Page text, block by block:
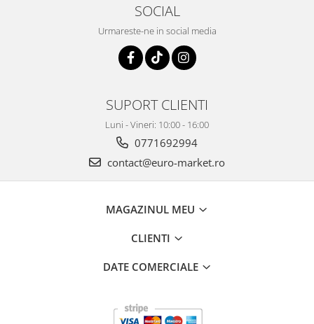
SOCIAL
Urmareste-ne in social media
SUPORT CLIENTI
Luni - Vineri: 10:00 - 16:00
0771692994
contact@euro-market.ro
MAGAZINUL MEU
CLIENTI
DATE COMERCIALE